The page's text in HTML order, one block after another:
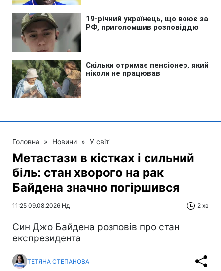
Головна » Новини » У світі
Метастази в кістках і сильний
біль: стан хворого на рак
Байдена значно погіршився
11:25 09.08.2026 Нд 2 хв
Син Джо Байдена розповів про стан
експрезидента
ТЕТЯНА СТЕПАНОВА